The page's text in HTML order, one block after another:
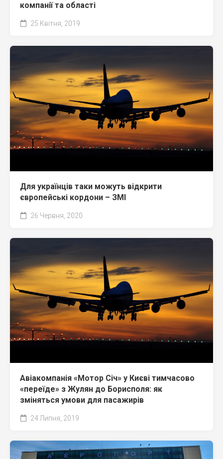
компанії та області
25 Квітня, 2019
Для українців таки можуть відкрити
європейські кордони – ЗМІ
26 Червня, 2020
Авіакомпанія «Мотор Січ» у Києві тимчасово
«переїде» з Жулян до Борисполя: як
зміняться умови для пасажирів
24 Липня, 2019